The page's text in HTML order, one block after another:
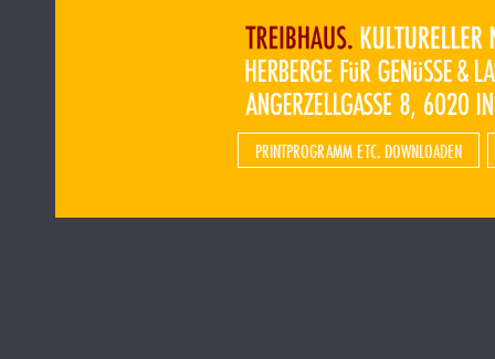
PRINTPROGRAMM ETC. DOWNLOADEN